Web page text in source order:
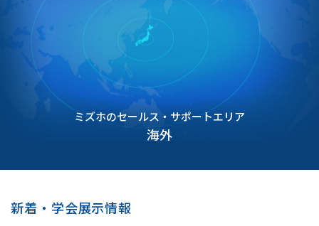
ミズホのセールス・サポートエリア
海外
新着・学会展示情報